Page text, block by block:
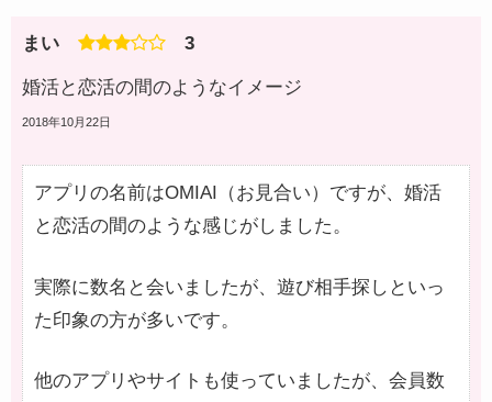
まい 3
婚活と恋活の間のようなイメージ
2018年10月22日
アプリの名前はOMIAI（お見合い）ですが、婚活
と恋活の間のような感じがしました。
実際に数名と会いましたが、遊び相手探しといっ
た印象の方が多いです。
他のアプリやサイトも使っていましたが、会員数